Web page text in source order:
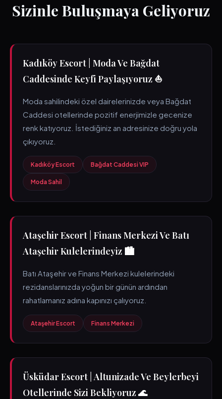
Sizinle Buluşmaya Geliyoruz
Kadıköy Escort | Moda Ve Bağdat
Caddesinde Keyfi Paylaşıyoruz ⛵
Moda sahilindeki özel dairelerinizde veya Bağdat
Caddesi otellerinde pozitif enerjimizle gecenize
renk katıyoruz. İstediğiniz an adresinize doğru yola
çıkıyoruz.
Kadıköy Escort Bağdat Caddesi VIP
Moda Sahil
Ataşehir Escort | Finans Merkezi Ve Batı
Ataşehir Kulelerindeyiz 🏙️
Batı Ataşehir ve Finans Merkezi kulelerindeki
rezidanslarınızda yoğun bir günün ardından
rahatlamanız adına kapınızı çalıyoruz.
Ataşehir Escort Finans Merkezi
Üsküdar Escort | Altunizade Ve Beylerbeyi
Otellerinde Sizi Bekliyoruz 🌊